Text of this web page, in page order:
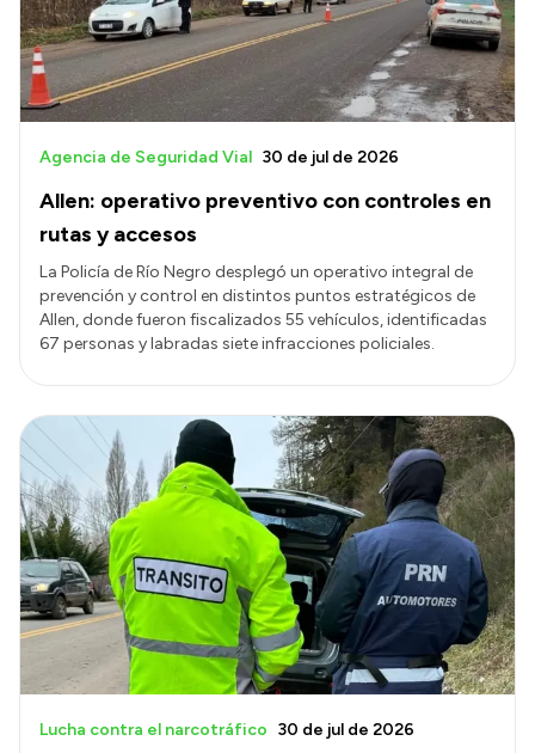
Allen: operativo preventivo con controles en
rutas y accesos
Agencia de Seguridad Vial 30 de jul de 2026
La Policía de Río Negro desplegó un operativo integral de
prevención y control en distintos puntos estratégicos de
Allen, donde fueron fiscalizados 55 vehículos, identificadas
67 personas y labradas siete infracciones policiales.
Lucha contra el narcotráfico 30 de jul de 2026